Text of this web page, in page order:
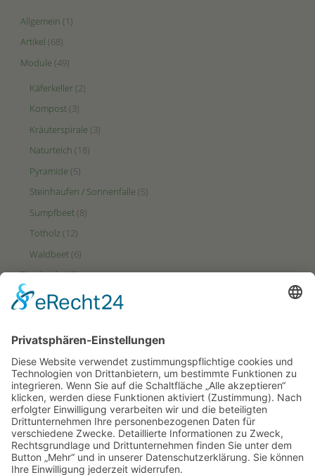
Allgemein (1)
Artikel (68)
Module (49)
Käferkeller(2)
Kompost(3)
Kräuterspirale (3)
Naturteich (18)
Pyramide (5)
Steinhaufen / Sonnenfalle (5)
Sumpfbeet(8)
Totholz (12)
Waldbeet(6)
Tagebuch(48)
Videos(2)
Ertrags-Zone(23)
HotSpot-Zone(27)
Puffer-Zone(9)
PARTNERSEITEN
Hortus-Netzwerk.de
Hortus-Insectorum.de